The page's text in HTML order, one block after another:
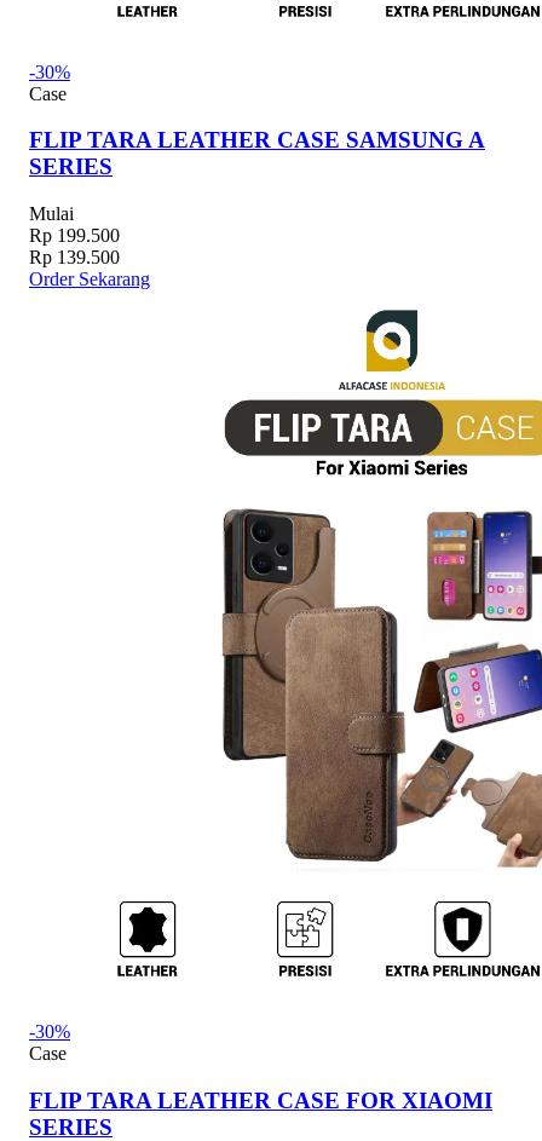
-30%
Case
FLIP TARA LEATHER CASE SAMSUNG A
SERIES
Mulai
Rp 199.500
Rp 139.500
Order Sekarang
-30%
Case
FLIP TARA LEATHER CASE FOR XIAOMI
SERIES